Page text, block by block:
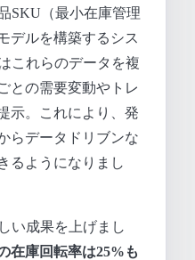
SKU（最小在庫管理
デルを構築するシス
これらのデータを複
との需要変動やトレ
示。これにより、発
らデータドリブンな
るようになりまし
い成果を上げまし
在庫回転率は25%も